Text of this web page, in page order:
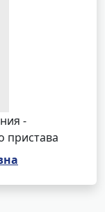
-
пристава